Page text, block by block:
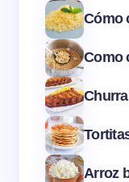
Cómo
Como
Arroz